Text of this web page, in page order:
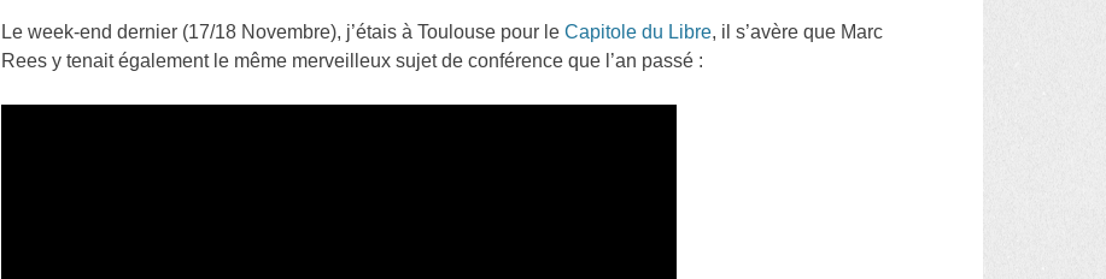
Le week-end dernier (17/18 Novembre), j’étais à Toulouse pour leCapitole du Libre, il s’avère que Marc
Rees y tenait également le même merveilleux sujet de conférence que l’an passé :